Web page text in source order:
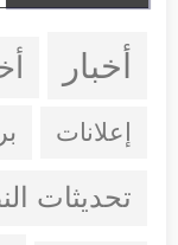
أخبار
إعلانات
تحديثات